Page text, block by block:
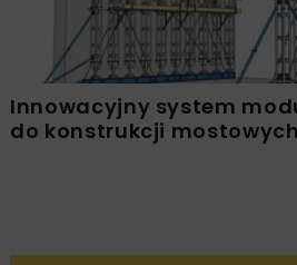
Innowacyjny system
do konstrukcji